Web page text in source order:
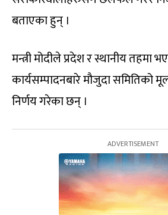
बताएका हुन् ।
मन्त्री मोदीले प्रदेश र स्थानीय तहमा
कार्यसम्पादनबारे मौजुदा समितिको
निर्णय गरेका छन् ।